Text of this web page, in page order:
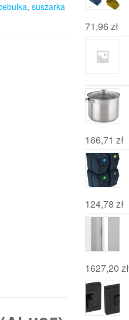
, suszarka
71,96 zł
166,71 zł
124,78 zł
1627,20 zł